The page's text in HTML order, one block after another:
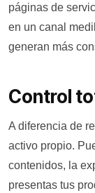
páginas de
en un canal
generan más
Control
A diferencia de
activo propio.
contenidos, la
presentas tus